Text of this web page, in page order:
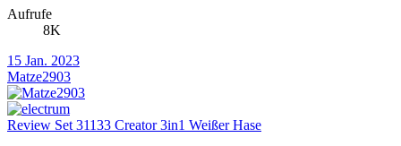
Aufrufe
8K
15 Jan. 2023
Matze2903
Review Set 31133 Creator 3in1 Weißer Hase